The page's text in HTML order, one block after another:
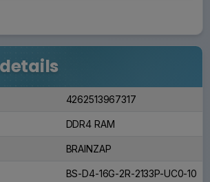
4262513967317
DDR4 RAM
BRAINZAP
BS-D4-16G-2R-2133P-UC0-10